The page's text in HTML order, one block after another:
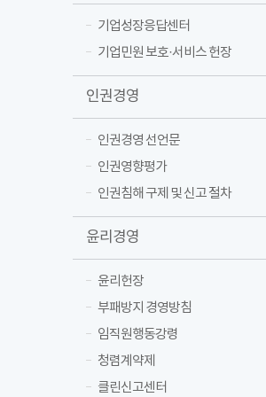
기업성장응답센터
기업민원 보호·서비스 헌장
인권경영
인권경영 선언문
인권영향평가
인권침해 구제 및 신고 절차
윤리경영
윤리헌장
부패방지 경영방침
임직원행동강령
청렴계약제
클린신고센터